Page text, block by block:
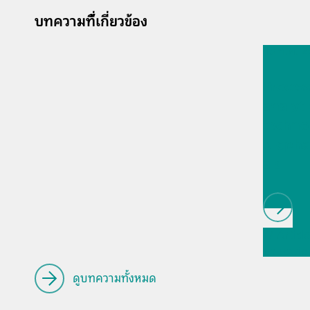
บทความที่้เกี่ยวข้อง
13 ก.ค.
// Article
ดูบทความทั้งหมด